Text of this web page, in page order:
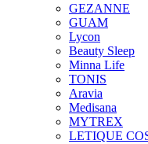
GEZANNE
GUAM
Lycon
Beauty Sleep
Minna Life
TONIS
Aravia
Medisana
MYTREX
LETIQUE